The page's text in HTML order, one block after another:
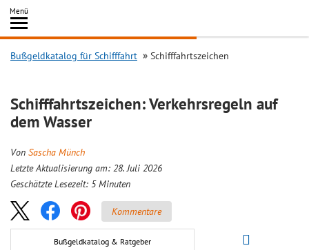
Inhalt
springen
Menü
Search
Bußgeldkatalog für Schifffahrt Schifffahrtszeichen
Schifffahrtszeichen: Verkehrsregeln auf
dem Wasser
Von Sascha Münch
Letzte Aktualisierung am: 28. Juli 2026
Geschätzte Lesezeit: 5 Minuten
Kommentare
Bußgeldkatalog & Ratgeber